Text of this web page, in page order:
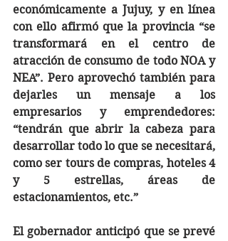
económicamente a Jujuy, y en línea
con ello afirmó que la provincia “se
transformará en el centro de
atracción de consumo de todo NOA y
NEA”. Pero aprovechó también para
dejarles un mensaje a los
empresarios y emprendedores:
“tendrán que abrir la cabeza para
desarrollar todo lo que se necesitará,
como ser tours de compras, hoteles 4
y 5 estrellas, áreas de
estacionamientos, etc.”
El gobernador anticipó que se prevé